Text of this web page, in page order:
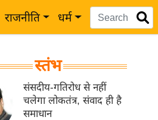
राजनीति धर्म
स्तंभ
संसदीय-गतिरोध से नहीं
चलेगा लोकतंत्र, संवाद ही है
समाधान